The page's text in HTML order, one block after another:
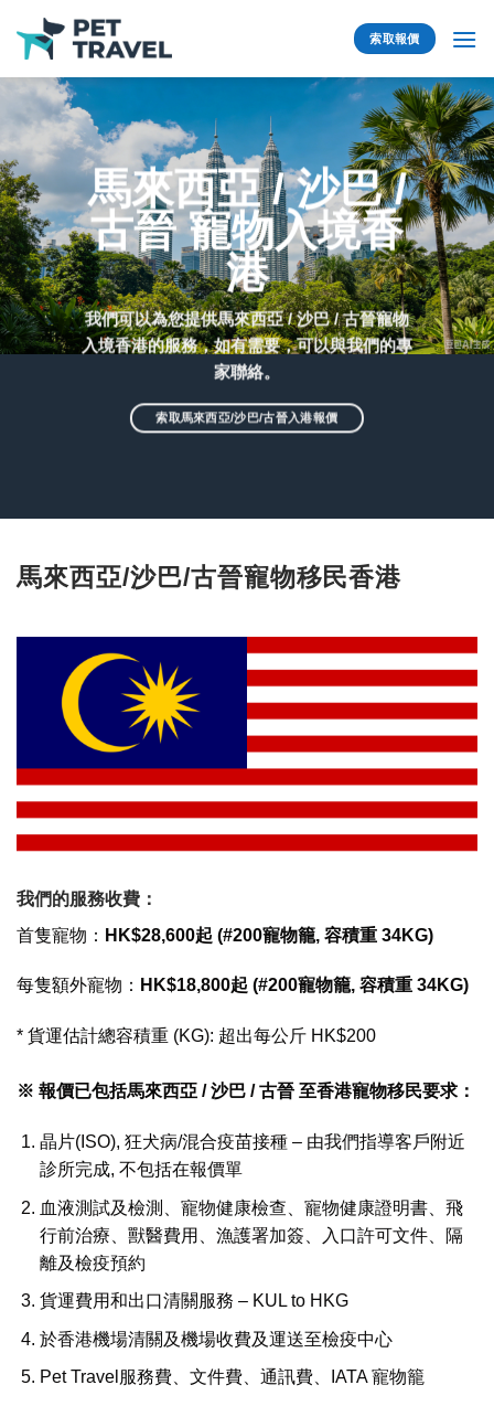
索取報價
馬來西亞 / 沙巴 /
古晉 寵物入境香
港
我們可以為您提供馬來西亞 / 沙巴 / 古晉寵物
入境香港的服務，如有需要，可以與我們的專
家聯絡。
索取馬來西亞/沙巴/古晉入港報價
馬來西亞/沙巴/古晉寵物移民香港
我們的服務收費：
首隻寵物： HK$28,600起 (#200寵物籠, 容積重 34KG)
每隻額外寵物： HK$18,800起 (#200寵物籠, 容積重 34KG)
* 貨運估計總容積重 (KG): 超出每公斤 HK$200
※ 報價已包括馬來西亞 / 沙巴 / 古晉 至香港寵物移民要求：
晶片(ISO), 狂犬病/混合疫苗接種 – 由我們指導客戶附近
診所完成, 不包括在報價單
血液測試及檢測、寵物健康檢查、寵物健康證明書、飛
行前治療、獸醫費用、漁護署加簽、入口許可文件、隔
離及檢疫預約
貨運費用和出口清關服務 – KUL to HKG
於香港機場清關及機場收費及運送至檢疫中心
Pet Travel服務費、文件費、通訊費、IATA 寵物籠